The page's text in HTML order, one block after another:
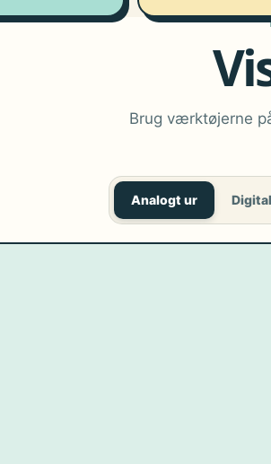
Brug værktøjerne
Analogt ur